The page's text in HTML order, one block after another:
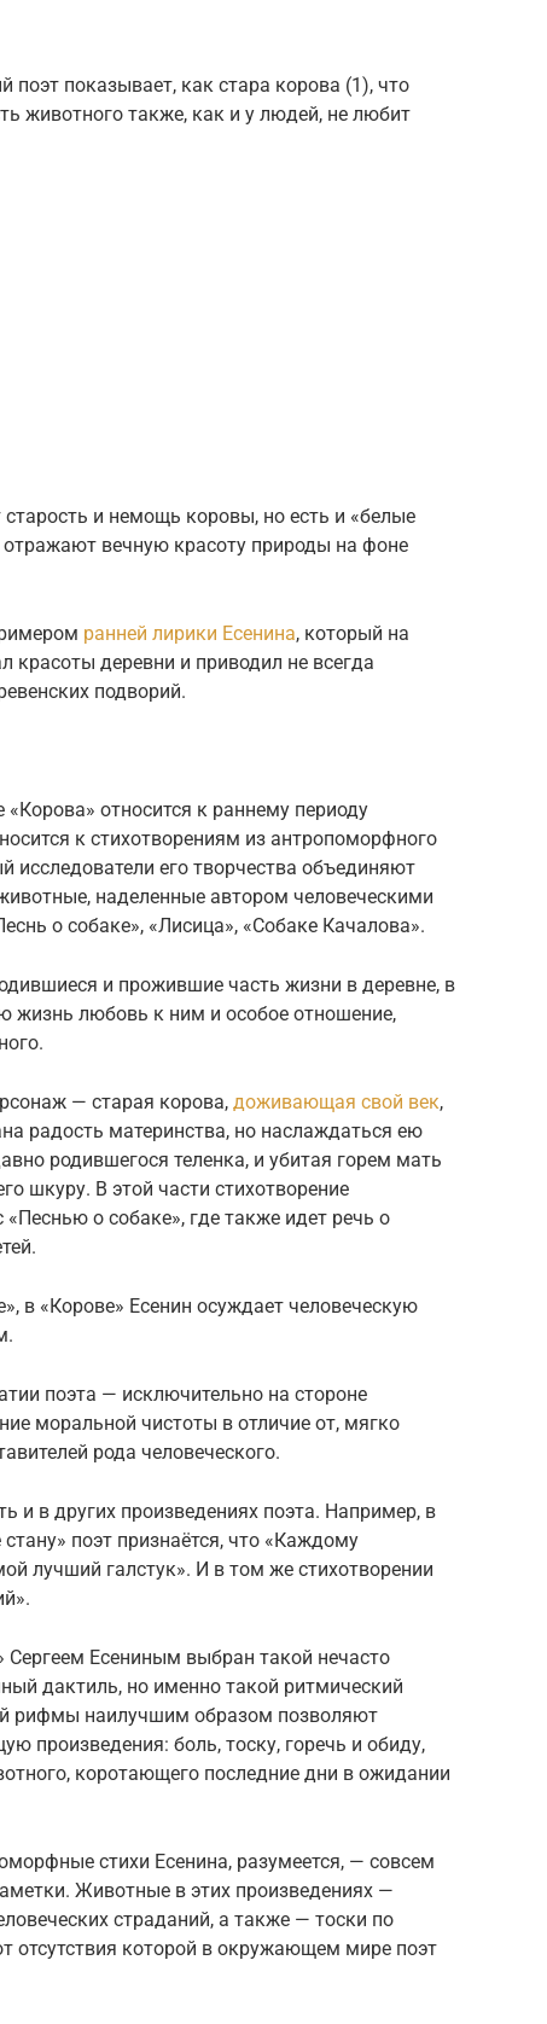
показывает, как стара корова (1), что
животного также, как и у людей, не любит
и немощь коровы, но есть и «белые
вечную красоту природы на фоне
ранней лирики Есенина, который на
красоты деревни и приводил не всегда
подворий.
относится к раннему периоду
к стихотворениям из антропоморфного
исследователи его творчества объединяют
наделенные автором человеческими
о собаке», «Лисица», «Собаке Качалова».
и прожившие часть жизни в деревне, в
жизнь любовь к ним и особое отношение,
— старая корова, доживающая свой век,
радость материнства, но наслаждаться ею
родившегося теленка, и убитая горем мать
шкуру. В этой части стихотворение
о собаке», где также идет речь о
в «Корове» Есенин осуждает человеческую
поэта — исключительно на стороне
моральной чистоты в отличие от, мягко
рода человеческого.
и в других произведениях поэта. Например, в
поэт признаётся, что «Каждому
лучший галстук». И в том же стихотворении
Сергеем Есениным выбран такой нечасто
дактиль, но именно такой ритмический
рифмы наилучшим образом позволяют
произведения: боль, тоску, горечь и обиду,
коротающего последние дни в ожидании
стихи Есенина, разумеется, — совсем
Животные в этих произведениях —
страданий, а также — тоски по
отсутствия которой в окружающем мире поэт